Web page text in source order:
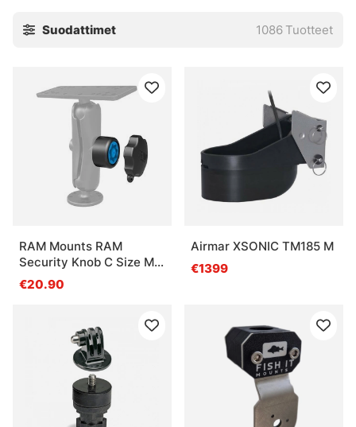
Suodattimet 1086 Tuotteet
RAM Mounts RAM
Security Knob C Size Mix
Keys
€20.90
Airmar XSONIC TM185 M
€1399